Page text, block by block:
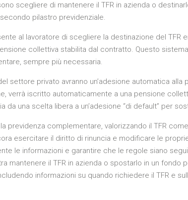
scegliere di mantenere il TFR in azienda o
pilastro previdenziale.
al lavoratore di scegliere la destinazione del TFR
collettiva stabilita dal contratto. Questo
sempre più necessaria.
settore privato avranno un’adesione automatica
verrà iscritto automaticamente a una pensione
da una scelta libera a un’adesione “di default” per
previdenza complementare, valorizzando il TFR
esercitare il diritto di rinuncia e modificare le
le informazioni e garantire che le regole siano
mantenere il TFR in azienda o spostarlo in un fondo
informazioni su quando richiedere il TFR e